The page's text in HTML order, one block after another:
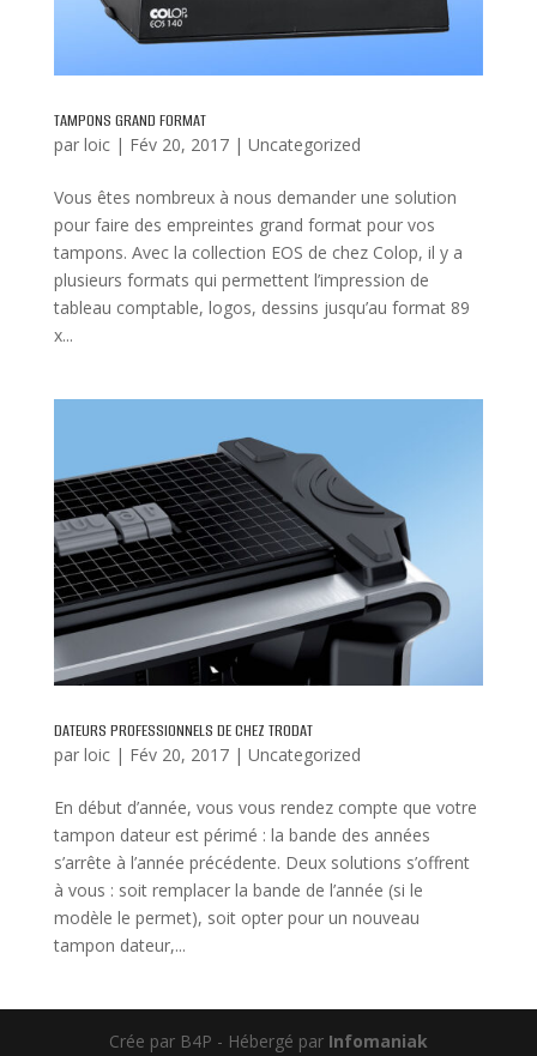
TAMPONS GRAND FORMAT
par loic| Fév 20, 2017| Uncategorized
Vous êtes nombreux à nous demander une solution
pour faire des empreintes grand format pour vos
tampons. Avec la collection EOS de chez Colop, il y a
plusieurs formats qui permettent l’impression de
tableau comptable, logos, dessins jusqu’au format 89
x...
DATEURS PROFESSIONNELS DE CHEZ TRODAT
par loic| Fév 20, 2017| Uncategorized
En début d’année, vous vous rendez compte que votre
tampon dateur est périmé : la bande des années
s’arrête à l’année précédente. Deux solutions s’offrent
à vous : soit remplacer la bande de l’année (si le
modèle le permet), soit opter pour un nouveau
tampon dateur,...
Crée par B4P - Hébergé par Infomaniak